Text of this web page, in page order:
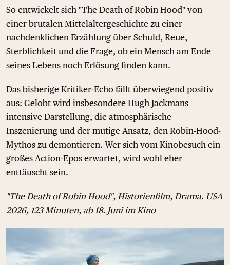
So entwickelt sich "The Death of Robin Hood" von
einer brutalen Mittelaltergeschichte zu einer
nachdenklichen Erzählung über Schuld, Reue,
Sterblichkeit und die Frage, ob ein Mensch am Ende
seines Lebens noch Erlösung finden kann.
Das bisherige Kritiker-Echo fällt überwiegend positiv
aus: Gelobt wird insbesondere Hugh Jackmans
intensive Darstellung, die atmosphärische
Inszenierung und der mutige Ansatz, den Robin-Hood-
Mythos zu demontieren. Wer sich vom Kinobesuch ein
großes Action-Epos erwartet, wird wohl eher
enttäuscht sein.
"The Death of Robin Hood", Historienfilm, Drama. USA
2026, 123 Minuten, ab 18. Juni im Kino